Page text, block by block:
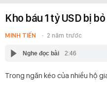
Kho báu 1 tỷ USD bị
MINH TIẾN 2 năm trước
Nghe đọc bài 2:46
Trong ngăn kéo của nhiều hộ